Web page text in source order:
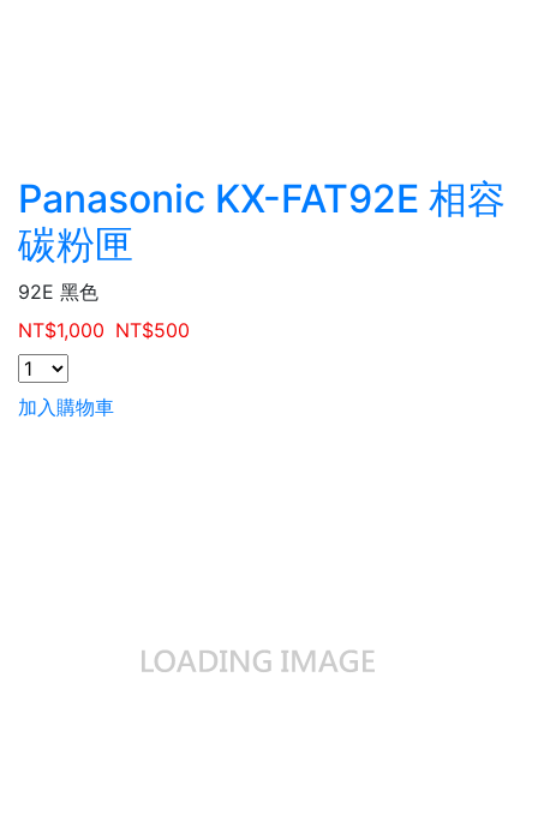
Panasonic KX-FAT92E 相容
碳粉匣
92E 黑色
NT$1,000 NT$500
加入購物車